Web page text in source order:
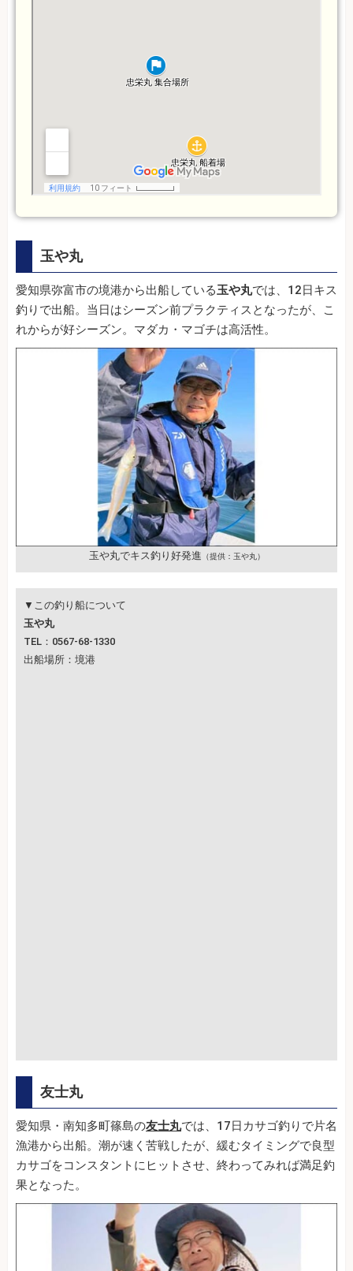
玉や丸
愛知県弥富市の境港から出船している玉や丸では、12日キス
釣りで出船。当日はシーズン前プラクティスとなったが、こ
れからが好シーズン。マダカ・マゴチは高活性。
玉や丸でキス釣り好発進 （提供：玉や丸）
▼この釣り船について
玉や丸
TEL：0567-68-1330
出船場所：境港
友士丸
愛知県・南知多町篠島の友士丸では、17日カサゴ釣りで片名
漁港から出船。潮が速く苦戦したが、緩むタイミングで良型
カサゴをコンスタントにヒットさせ、終わってみれば満足釣
果となった。